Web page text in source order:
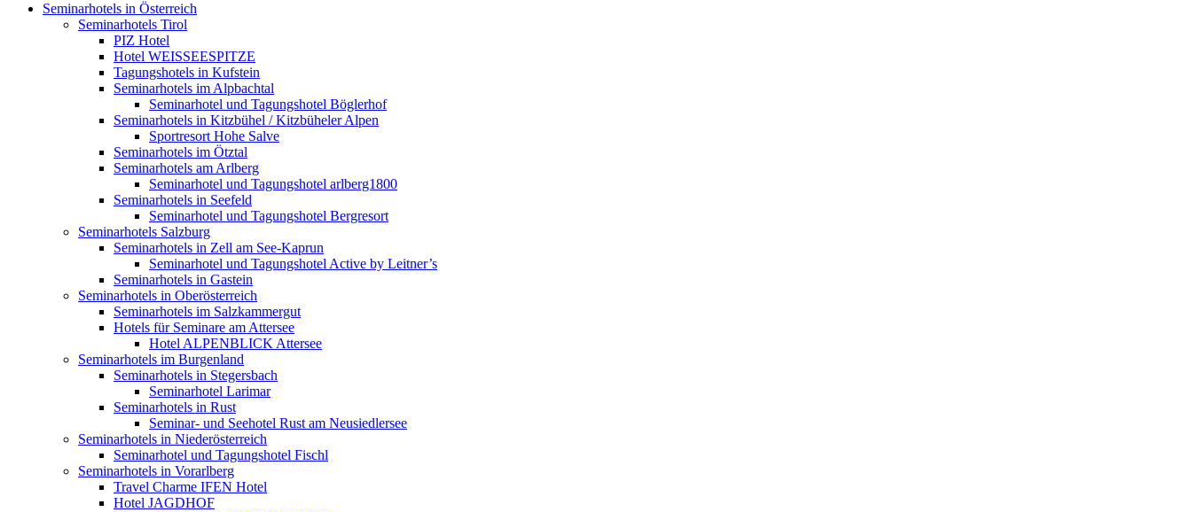
Seminarhotels in Österreich
Seminarhotels Tirol
PIZ Hotel
Hotel WEISSEESPITZE
Tagungshotels in Kufstein
Seminarhotels im Alpbachtal
Seminarhotel und Tagungshotel Böglerhof
Seminarhotels in Kitzbühel / Kitzbüheler Alpen
Sportresort Hohe Salve
Seminarhotels im Ötztal
Seminarhotels am Arlberg
Seminarhotel und Tagungshotel arlberg1800
Seminarhotels in Seefeld
Seminarhotel und Tagungshotel Bergresort
Seminarhotels Salzburg
Seminarhotels in Zell am See-Kaprun
Seminarhotel und Tagungshotel Active by Leitner’s
Seminarhotels in Gastein
Seminarhotels in Oberösterreich
Seminarhotels im Salzkammergut
Hotels für Seminare am Attersee
Hotel ALPENBLICK Attersee
Seminarhotels im Burgenland
Seminarhotels in Stegersbach
Seminarhotel Larimar
Seminarhotels in Rust
Seminar- und Seehotel Rust am Neusiedlersee
Seminarhotels in Niederösterreich
Seminarhotel und Tagungshotel Fischl
Seminarhotels in Vorarlberg
Travel Charme IFEN Hotel
Hotel JAGDHOF